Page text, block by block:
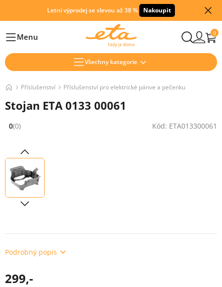
Letní výprodej se slevou až 38 % Nakoupit
HlavníMenu 0
Všechny kategorie
Příslušenství Příslušenství pro elektrické pánve a pečenku
Stojan ETA 0133 00061
Hodnocení: 0 z 5 (0 recenzí)
0(0) Kód: ETA013300061
Podrobný popis
299,-